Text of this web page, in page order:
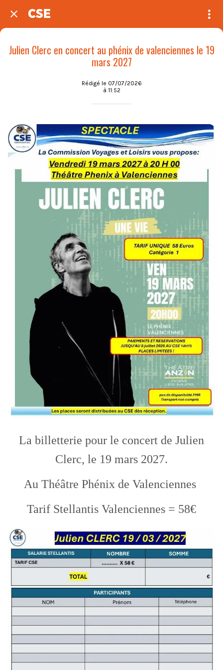
CSE
Julien Clerc en concert au phénix de valenciennes le 19
mars 2027
Rédigé le 07/07/2026
à 11:52
La billetterie pour le concert de Julien
Clerc, le 19 mars 2027.
Au Théâtre Phénix de Valenciennes
Tarif Stellantis Valenciennes = 58€